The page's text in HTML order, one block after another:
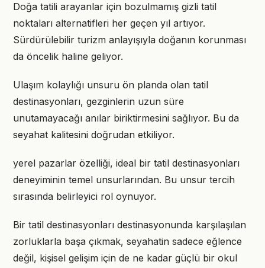
Doğa tatili arayanlar için bozulmamış gizli tatil
noktaları alternatifleri her geçen yıl artıyor.
Sürdürülebilir turizm anlayışıyla doğanın korunması
da öncelik haline geliyor.
Ulaşım kolaylığı unsuru ön planda olan tatil
destinasyonları, gezginlerin uzun süre
unutamayacağı anılar biriktirmesini sağlıyor. Bu da
seyahat kalitesini doğrudan etkiliyor.
yerel pazarlar özelliği, ideal bir tatil destinasyonları
deneyiminin temel unsurlarından. Bu unsur tercih
sırasında belirleyici rol oynuyor.
Bir tatil destinasyonları destinasyonunda karşılaşılan
zorluklarla başa çıkmak, seyahatin sadece eğlence
değil, kişisel gelişim için de ne kadar güçlü bir okul